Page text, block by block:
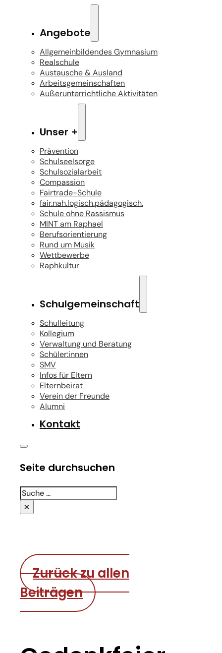
Angebote
Allgemeinbildendes Gymnasium
Realschule
Austausche & Ausland
Arbeitsgemeinschaften
Außerunterrichtliche Aktivitäten
Unser +
Prävention
Schulseelsorge
Schulsozialarbeit
Compassion
Fairtrade-Schule
fair.nah.logisch.pädagogisch.
Schule ohne Rassismus
MINT am Raphael
Berufsorientierung
Rund um Musik
Wettbewerbe
Raphkultur
Schulgemeinschaft
Schulleitung
Kollegium
Verwaltung und Beratung
Schüler:innen
SMV
Infos für Eltern
Elternbeirat
Verein der Freunde
Alumni
Kontakt
Seite durchsuchen
Suchen
×
Zurück zu allen
Beiträgen